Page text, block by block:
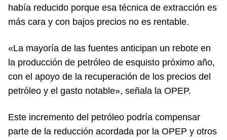
había reducido porque esa técnica de extracción es
más cara y con bajos precios no es rentable.
«La mayoría de las fuentes anticipan un rebote en
la producción de petróleo de esquisto próximo año,
con el apoyo de la recuperación de los precios del
petróleo y el gasto notable», señala la OPEP.
Este incremento del petróleo podría compensar
parte de la reducción acordada por la OPEP y otros